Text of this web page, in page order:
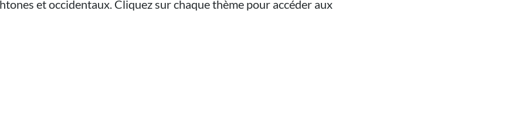
et occidentaux. Cliquez sur chaque thème pour accéder aux